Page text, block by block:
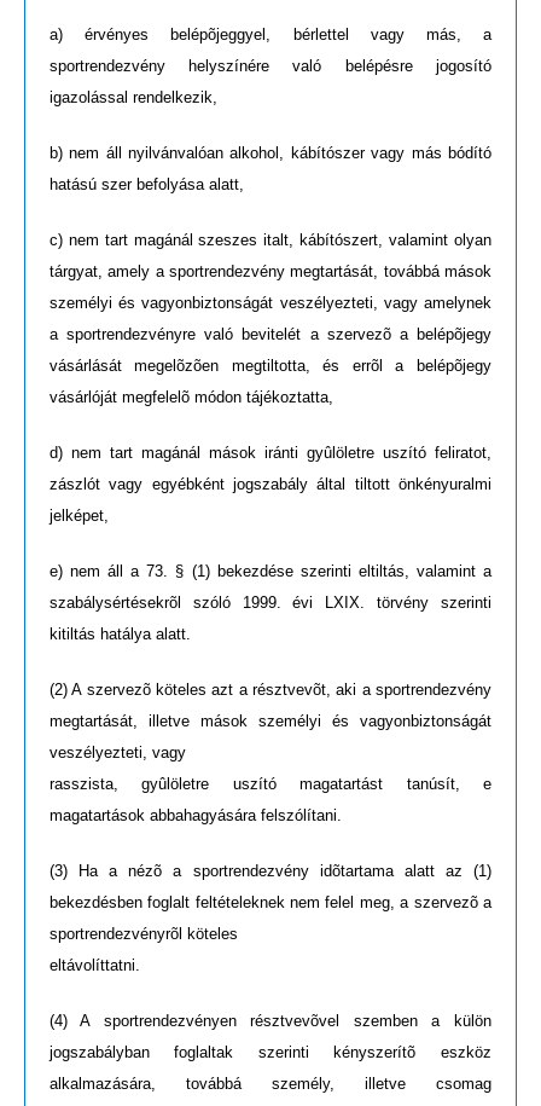
a) érvényes belépõjeggyel, bérlettel vagy más, a
sportrendezvény helyszínére való belépésre jogosító
igazolással rendelkezik,
b) nem áll nyilvánvalóan alkohol, kábítószer vagy más bódító
hatású szer befolyása alatt,
c) nem tart magánál szeszes italt, kábítószert, valamint olyan
tárgyat, amely a sportrendezvény megtartását, továbbá mások
személyi és vagyonbiztonságát veszélyezteti, vagy amelynek
a sportrendezvényre való bevitelét a szervezõ a belépõjegy
vásárlását megelõzõen megtiltotta, és errõl a belépõjegy
vásárlóját megfelelõ módon tájékoztatta,
d) nem tart magánál mások iránti gyûlöletre uszító feliratot,
zászlót vagy egyébként jogszabály által tiltott önkényuralmi
jelképet,
e) nem áll a 73. § (1) bekezdése szerinti eltiltás, valamint a
szabálysértésekrõl szóló 1999. évi LXIX. törvény szerinti
kitiltás hatálya alatt.
(2) A szervezõ köteles azt a résztvevõt, aki a sportrendezvény
megtartását, illetve mások személyi és vagyonbiztonságát
veszélyezteti, vagy
rasszista, gyûlöletre uszító magatartást tanúsít, e
magatartások abbahagyására felszólítani.
(3) Ha a nézõ a sportrendezvény idõtartama alatt az (1)
bekezdésben foglalt feltételeknek nem felel meg, a szervezõ a
sportrendezvényrõl köteles
eltávolíttatni.
(4) A sportrendezvényen résztvevõvel szemben a külön
jogszabályban foglaltak szerinti kényszerítõ eszköz
alkalmazására, továbbá személy, illetve csomag